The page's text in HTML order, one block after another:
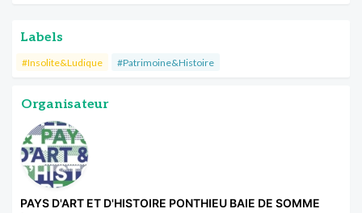
Labels
#Insolite&Ludique #Patrimoine&Histoire
Organisateur
PAYS D'ART ET D'HISTOIRE PONTHIEU BAIE DE SOMME